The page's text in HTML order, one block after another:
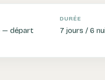
— départ
DURÉE
7 jours / 6